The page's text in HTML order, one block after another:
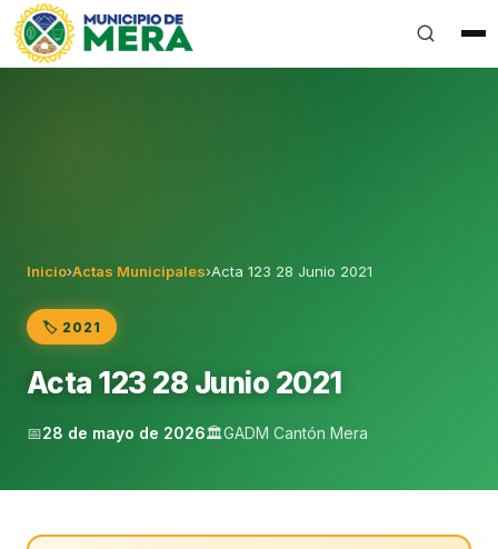
Gobierno Autónomo Descentralizado Municipal del
Inicio›Actas Municipales›Acta 123 28 Junio 2021
🏷️ 2021
Acta 123 28 Junio 2021
📅28 de mayo de 2026🏛️GADM Cantón Mera